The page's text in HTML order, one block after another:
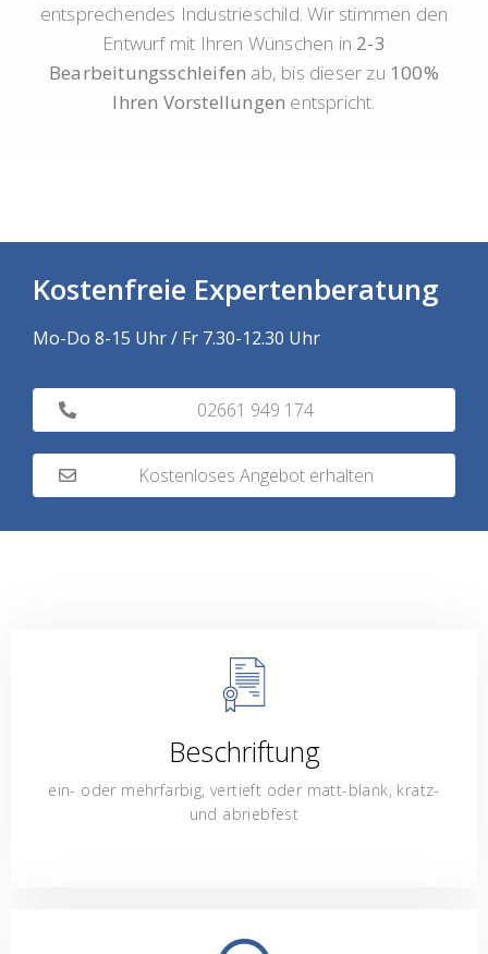
entsprechendes Industrieschild. Wir stimmen den
Entwurf mit Ihren Wünschen in 2-3
Bearbeitungsschleifen ab, bis dieser zu 100%
Ihren Vorstellungen entspricht.
Kostenfreie Expertenberatung
Mo-Do 8-15 Uhr / Fr 7.30-12.30 Uhr
02661 949 174
Kostenloses Angebot erhalten
Beschriftung
ein- oder mehrfarbig, vertieft oder matt-blank, kratz-
und abriebfest